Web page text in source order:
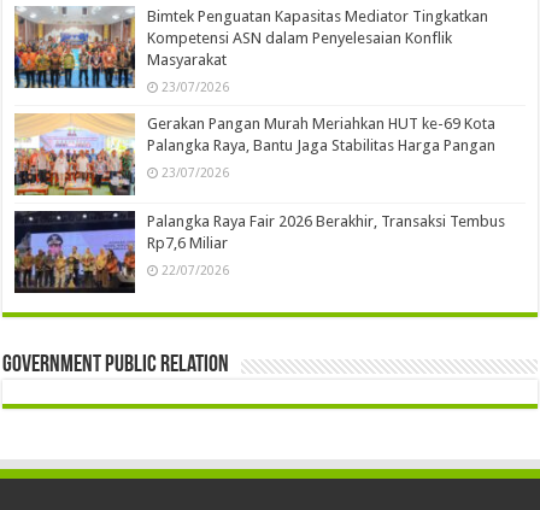
Bimtek Penguatan Kapasitas Mediator Tingkatkan
Kompetensi ASN dalam Penyelesaian Konflik
Masyarakat
23/07/2026
Gerakan Pangan Murah Meriahkan HUT ke-69 Kota
Palangka Raya, Bantu Jaga Stabilitas Harga Pangan
23/07/2026
Palangka Raya Fair 2026 Berakhir, Transaksi Tembus
Rp7,6 Miliar
22/07/2026
Government Public Relation